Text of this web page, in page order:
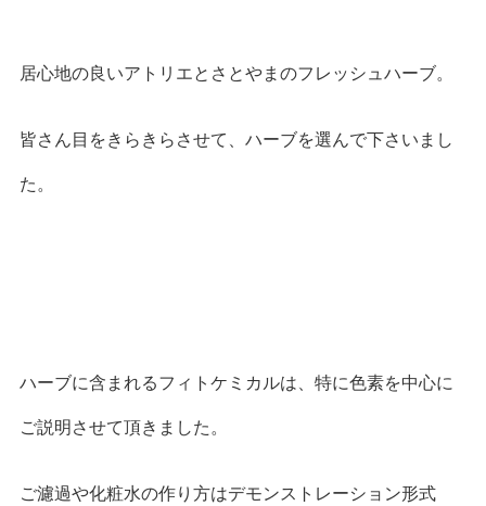
居心地の良いアトリエとさとやまのフレッシュハーブ。
皆さん目をきらきらさせて、ハーブを選んで下さいまし
た。
ハーブに含まれるフィトケミカルは、特に色素を中心に
ご説明させて頂きました。
ご濾過や化粧水の作り方はデモンストレーション形式